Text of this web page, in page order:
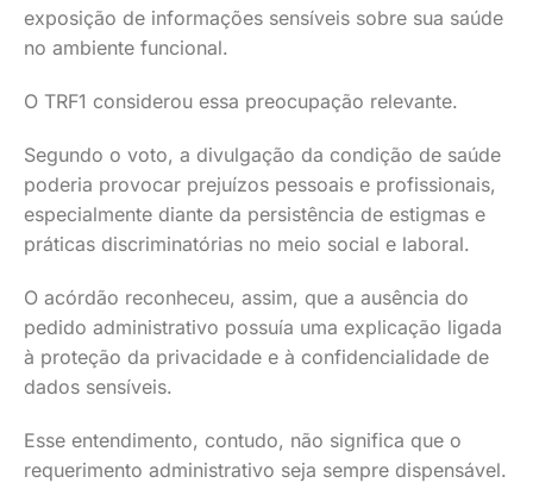
exposição de informações sensíveis sobre sua saúde
no ambiente funcional.
O TRF1 considerou essa preocupação relevante.
Segundo o voto, a divulgação da condição de saúde
poderia provocar prejuízos pessoais e profissionais,
especialmente diante da persistência de estigmas e
práticas discriminatórias no meio social e laboral.
O acórdão reconheceu, assim, que a ausência do
pedido administrativo possuía uma explicação ligada
à proteção da privacidade e à confidencialidade de
dados sensíveis.
Esse entendimento, contudo, não significa que o
requerimento administrativo seja sempre dispensável.